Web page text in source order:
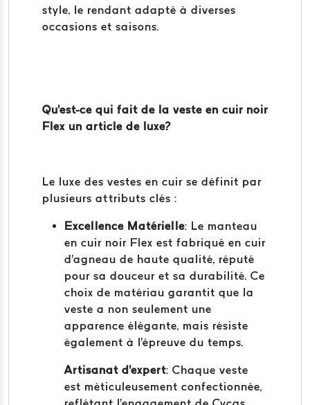
style, le rendant adapté à diverses
occasions et saisons.
Qu'est-ce qui fait de la veste en cuir noir
Flex un article de luxe?
Le luxe des vestes en cuir se définit par
plusieurs attributs clés :
Excellence Matérielle: Le manteau
en cuir noir Flex est fabriqué en cuir
d'agneau de haute qualité, réputé
pour sa douceur et sa durabilité. Ce
choix de matériau garantit que la
veste a non seulement une
apparence élégante, mais résiste
également à l'épreuve du temps.
Artisanat d'expert: Chaque veste
est méticuleusement confectionnée,